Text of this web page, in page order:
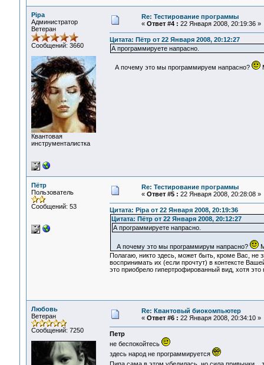
Pipa
Администратор
Ветеран
Сообщений: 3660
Квантовая
инструменталистка
Re: Тестирование программы
« Ответ #4 : 22 Января 2008, 20:19:36 »
Цитата: Пётр от 22 Января 2008, 20:12:27
А программируете напрасно.
А почему это мы программируем напрасно?
Пётр
Пользователь
Сообщений: 53
Re: Тестирование программы
« Ответ #5 : 22 Января 2008, 20:28:08 »
Цитата: Pipa от 22 Января 2008, 20:19:36
Цитата: Пётр от 22 Января 2008, 20:12:27
А программируете напрасно.
А почему это мы программирум напрасно?
Полагаю, никто здесь, может быть, кроме Вас,
воспринимать их (если прочтут) в контексте
это приобрело гипертрофированный вид, хотя это
Любовь
Ветеран
Сообщений: 7250
Re: Квантовый биокомпьютер
« Ответ #6 : 22 Января 2008, 20:34:10 »
Петр
не беспокойтесь
здесь народ не программируется